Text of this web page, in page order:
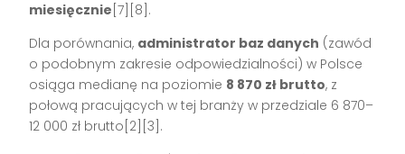
miesięcznie [7][8].
Dla porównania, administrator baz danych (zawód
o podobnym zakresie odpowiedzialności) w Polsce
osiąga medianę na poziomie 8 870 zł brutto, z
połową pracujących w tej branży w przedziale 6 870–
12 000 zł brutto[2][3].